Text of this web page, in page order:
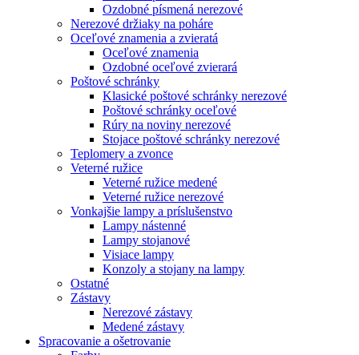
Ozdobné písmená nerezové
Nerezové držiaky na poháre
Oceľové znamenia a zvieratá
Oceľové znamenia
Ozdobné oceľové zvierará
Poštové schránky
Klasické poštové schránky nerezové
Poštové schránky oceľové
Rúry na noviny nerezové
Stojace poštové schránky nerezové
Teplomery a zvonce
Veterné ružice
Veterné ružice medené
Veterné ružice nerezové
Vonkajšie lampy a príslušenstvo
Lampy nástenné
Lampy stojanové
Visiace lampy
Konzoly a stojany na lampy
Ostatné
Zástavy
Nerezové zástavy
Medené zástavy
Spracovanie a ošetrovanie